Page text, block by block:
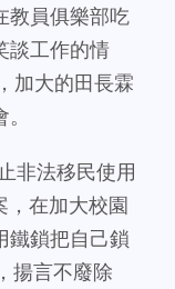
教員俱樂部吃
談工作的情
加大的田長霖
非法移民使用
，在加大校園
鐵鎖把自己鎖
揚言不廢除